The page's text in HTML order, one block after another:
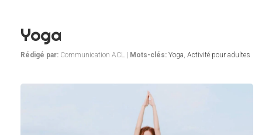
Yoga
Rédigé par: Communication ACL | Mots-clés: Yoga, Activité pour adultes